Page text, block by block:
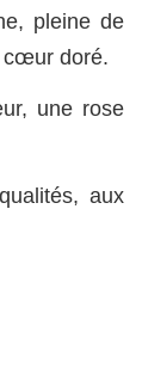
pleine de
cœur doré.
une rose
aux